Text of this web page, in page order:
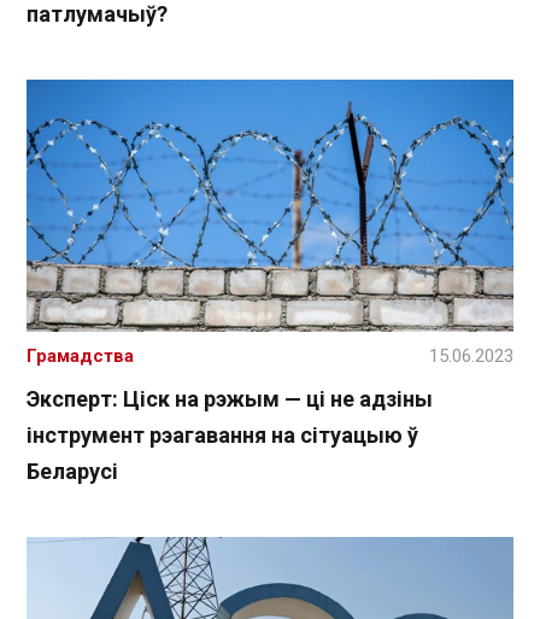
патлумачыў?
Эксперт: Ціск на рэжым — ці не адзіны
інструмент рэагавання на сітуацыю ў
Беларусі
Грамадства 15.06.2023